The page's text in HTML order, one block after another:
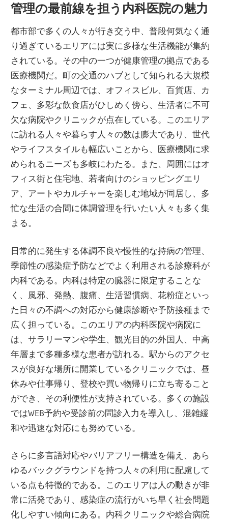
緒
考
え
ま
す。
管理の最前線を担う内科医院の魅力
都市部で多くの人々が行き交う中、普段何気なく通
り過ぎているエリアには実に多様な生活機能が集約
されている。 その中の一つが健康管理の拠点である
医療機関だ。町の交通のハブとして知られる大規模
なターミナル周辺では、オフィスビル、百貨店、カ
フェ、多彩な飲食店がひしめく傍ら、生活者に不可
欠な病院やクリニックが点在している。このエリア
に訪れる人々や暮らす人々の数は膨大であり、世代
やライフスタイルも幅広いことから、医療機関に求
められるニーズも多岐にわたる。また、周囲にはオ
フィス街と住宅地、若者向けのショッピングエリ
ア、アートやカルチャーを楽しむ地域が同居し、多
忙な生活の合間に体調管理を行いたい人々も多く集
まる。
日常的に発生する体調不良や慢性的な持病の管理、
季節性の感染症予防などでよく利用される診療科が
内科である。内科は特定の臓器に限定することな
く、風邪、発熱、腹痛、生活習慣病、花粉症といっ
た日々の不調への対応から健康診断や予防接種まで
広く担っている。このエリアの内科医院や病院に
は、サラリーマンや学生、観光目的の外国人、中高
年層まで多種多様な患者が訪れる。駅からのアクセ
スが良好な場所に開業しているクリニックでは、昼
休みや仕事帰り、登校や買い物帰りに立ち寄ること
ができ、その利便性が支持されている。多くの施設
ではWEB予約や受診前の問診入力を導入し、混雑緩
和や迅速な対応にも努めている。
さらに多言語対応やバリアフリー構造を備え、あら
ゆるバックグラウンドを持つ人々の利用に配慮して
いる点も特徴的である。このエリアは人の動きが非
常に活発であり、感染症の流行がいち早く社会問題
化しやすい傾向にある。内科クリニックや総合病院